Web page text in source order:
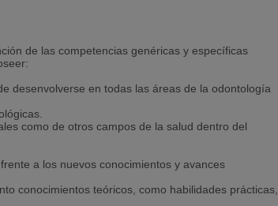
de las competencias genéricas y específicas
desenvolverse en todas las áreas de la odontología
como de otros campos de la salud dentro del
a los nuevos conocimientos y avances
conocimientos teóricos, como habilidades prácticas,